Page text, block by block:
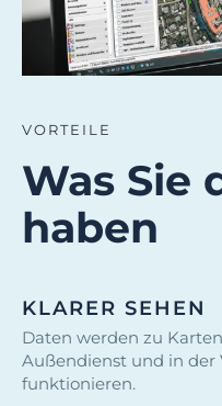
VORTEILE
Was Sie
haben
KLARER SEHEN
Daten werden zu
Außendienst und in
funktionieren.